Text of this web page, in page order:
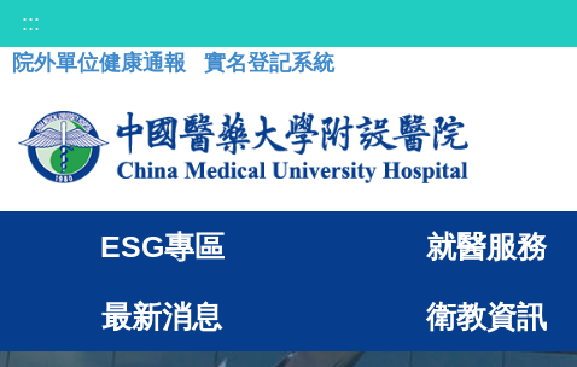
:::
院外單位健康通報
實名登記系統
ESG專區 就醫服務
最新消息 衛教資訊